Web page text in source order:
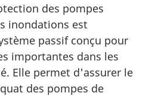
des pompes
inondations est
passif conçu pour
importantes dans les
Elle permet d'assurer le
des pompes de